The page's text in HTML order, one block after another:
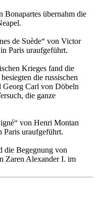
Bonapartes übernahm die
de Suède“ von Victor
Paris uraufgeführt.
Krieges fand die
die russischen
Georg Carl von Döbeln
die ganze
von Henri Montan
Paris uraufgeführt.
die Begegnung von
Zaren Alexander I. im